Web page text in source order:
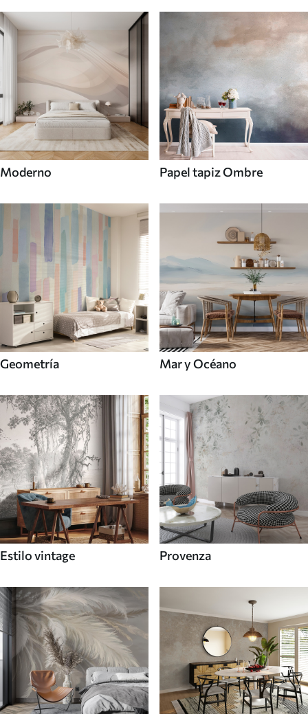
Moderno Papel tapiz Ombre
Geometría Mar y Océano
Estilo vintage Provenza